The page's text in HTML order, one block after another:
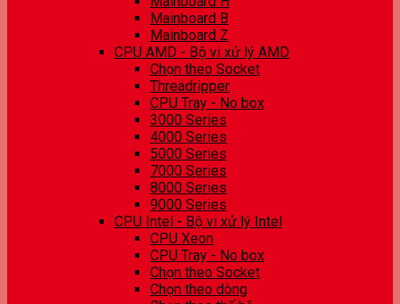
Mainboard B
Mainboard Z
CPU AMD - Bộ vi xử lý AMD
Chọn theo Socket
Threadripper
CPU Tray - No box
3000 Series
4000 Series
5000 Series
7000 Series
8000 Series
9000 Series
CPU Intel - Bộ vi xử lý Intel
CPU Xeon
CPU Tray - No box
Chọn theo Socket
Chọn theo dòng